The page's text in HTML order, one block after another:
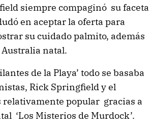
siempre compaginó su faceta
en aceptar la oferta para
su cuidado palmito, además
Australia natal.
de la Playa’ todo se basaba
Rick Springfield y el
popular gracias a
‘Los Misterios de Murdock’.